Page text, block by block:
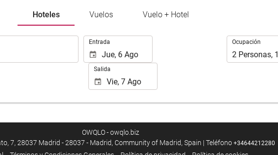
Hoteles Vuelos Vuelo + Hotel
Entrada
Salida
Ocupación
Ocupación
2 Personas, 1
OWQLO - owqlo.biz
7, 28037 Madrid - 28037 - Madrid, Community of Madrid, Spain | Teléfono +34644212280